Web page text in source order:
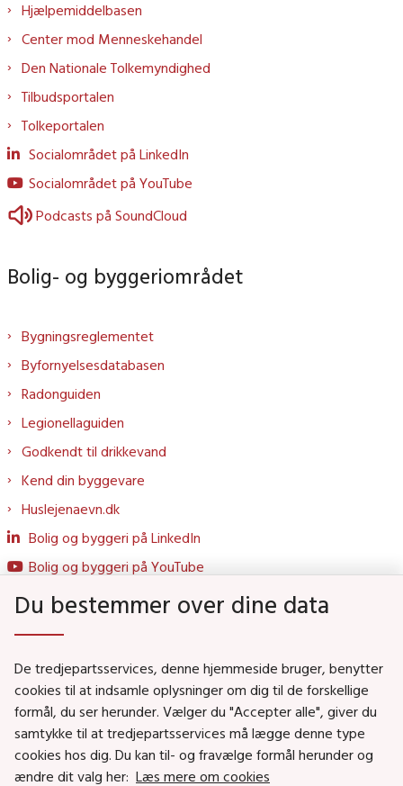
Hjælpemiddelbasen
Center mod Menneskehandel
Den Nationale Tolkemyndighed
Tilbudsportalen
Tolkeportalen
Socialområdet på LinkedIn
Socialområdet på YouTube
Podcasts på SoundCloud
Bolig- og byggeriområdet
Bygningsreglementet
Byfornyelsesdatabasen
Radonguiden
Legionellaguiden
Godkendt til drikkevand
Kend din byggevare
Huslejenaevn.dk
Bolig og byggeri på LinkedIn
Bolig og byggeri på YouTube
Social- og Boligministeriet
Job i Social- og Boligstyrelsen
Puljer og tilskud
Nyhedsbreve
Du bestemmer over dine data
De tredjepartsservices, denne hjemmeside bruger, benytter
cookies til at indsamle oplysninger om dig til de forskellige
formål, du ser herunder. Vælger du "Accepter alle", giver du
samtykke til at tredjepartsservices må lægge denne type
cookies hos dig. Du kan til- og fravælge formål herunder og
ændre dit valg her: Læs mere om cookies